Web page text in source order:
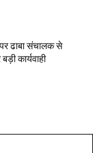
ढाबा संचालक से
कार्यवाही